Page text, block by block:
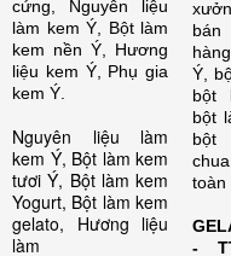
cứng, Nguyên liệu
làm kem Ý, Bột làm
kem nền Ý, Hương
liệu kem Ý, Phụ gia
kem Ý.
Nguyên liệu làm
kem Ý, Bột làm kem
tươi Ý, Bột làm kem
Yogurt, Bột làm kem
gelato, Hương liệu
làm
bán
Ý,
bột
bột
bột
toàn
-